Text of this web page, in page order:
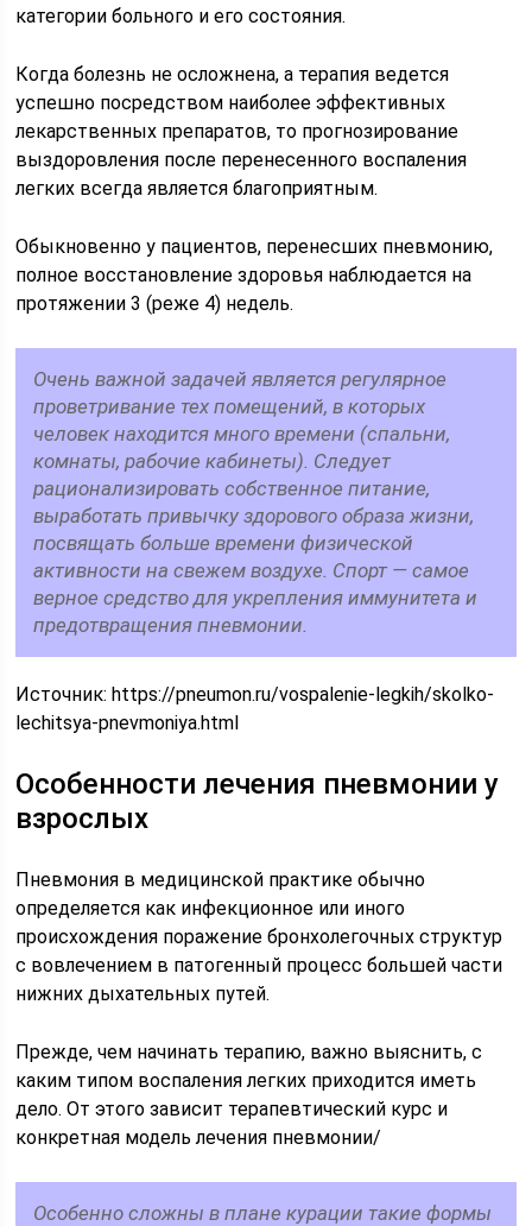
категории больного и его состояния.
Когда болезнь не осложнена, а терапия ведется
успешно посредством наиболее эффективных
лекарственных препаратов, то прогнозирование
выздоровления после перенесенного воспаления
легких всегда является благоприятным.
Обыкновенно у пациентов, перенесших пневмонию,
полное восстановление здоровья наблюдается на
протяжении 3 (реже 4) недель.
Очень важной задачей является регулярное
проветривание тех помещений, в которых
человек находится много времени (спальни,
комнаты, рабочие кабинеты). Следует
рационализировать собственное питание,
выработать привычку здорового образа жизни,
посвящать больше времени физической
активности на свежем воздухе. Спорт — самое
верное средство для укрепления иммунитета и
предотвращения пневмонии.
Источник:https://pneumon.ru/vospalenie-legkih/skolko-
lechitsya-pnevmoniya.html
Особенности лечения пневмонии у
взрослых
Пневмония в медицинской практике обычно
определяется как инфекционное или иного
происхождения поражение бронхолегочных структур
с вовлечением в патогенный процесс большей части
нижних дыхательных путей.
Прежде, чем начинать терапию, важно выяснить, с
каким типом воспаления легких приходится иметь
дело. От этого зависит терапевтический курс и
конкретная модель лечения пневмонии/
Особенно сложны в плане курации такие формы